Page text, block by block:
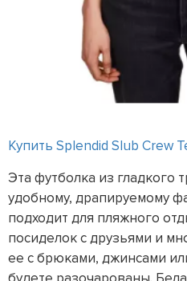
Купить Splendid Slub Crew
Эта футболка из гладкого
удобному, драпируемому
подходит для пляжного
посиделок с друзьями и
ее с брюками, джинсами